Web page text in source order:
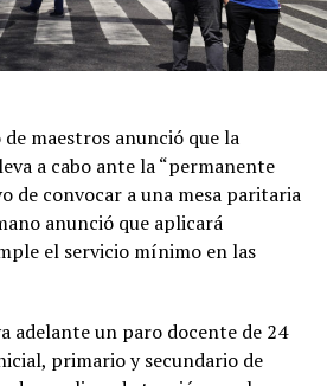
estaban dando a la fuga, hasta
las inmediaciones del Balneario
en el predio, donde se
la joven, atado con cables y se
presentaban lesiones
por parte de Mailén.
de la autopsia
fue recibido por la Unidad
N°7, también reveló que la
en la cara y en ambos brazos,
de menor gravedad,
maestros anunció que la
a cabo ante la “permanente
de convocar a una mesa paritaria
anunció que aplicará
el servicio mínimo en las
adelante un paro docente de 24
primario y secundario de